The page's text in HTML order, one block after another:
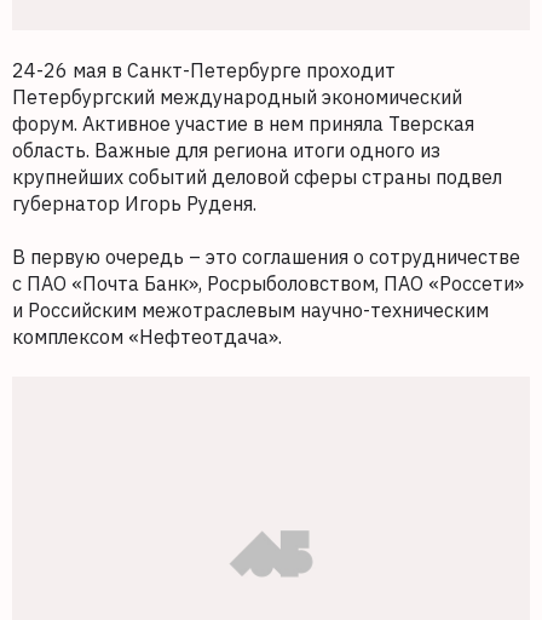
24-26 мая в Санкт-Петербурге проходит
Петербургский международный экономический
форум. Активное участие в нем приняла Тверская
область. Важные для региона итоги одного из
крупнейших событий деловой сферы страны подвел
губернатор Игорь Руденя.
В первую очередь – это соглашения о сотрудничестве
с ПАО «Почта Банк», Росрыболовством, ПАО «Россети»
и Российским межотраслевым научно-техническим
комплексом «Нефтеотдача».